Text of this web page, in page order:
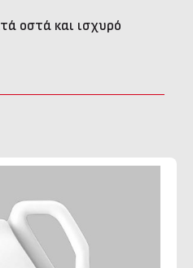
οστά και ισχυρό